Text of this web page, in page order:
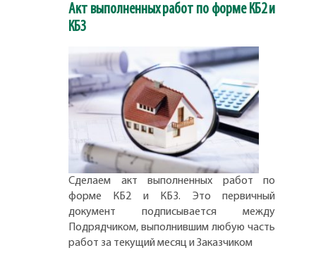
Акт выполненных работ по форме КБ2 и
КБ3
Сделаем акт выполненных работ по
форме КБ2 и КБ3. Это первичный
документ подписывается между
Подрядчиком, выполнившим любую часть
работ за текущий месяц и Заказчиком